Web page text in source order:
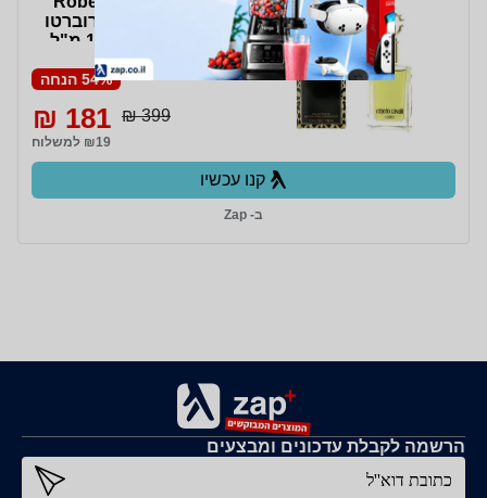
Men EDT 100 ml רוברטו
קוולי אומו אדט 100 מ"ל
54% הנחה
399 ₪
181 ₪
₪19 למשלוח
קנו עכשיו
ב- Zap
הרשמה לקבלת עדכונים ומבצעים
כתובת דוא''ל